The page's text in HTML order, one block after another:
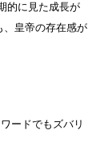
的に見た成長が
、皇帝の存在感が
ードでもズバリ